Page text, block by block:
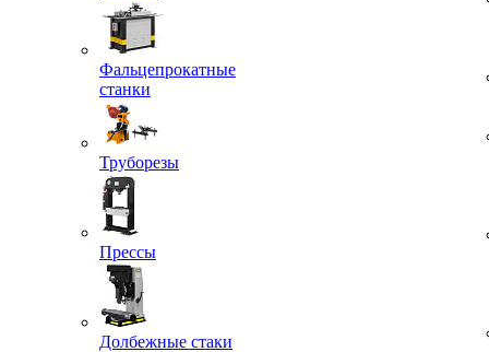
Фальцепрокатные
станки
Труборезы
Прессы
Долбежные стаки